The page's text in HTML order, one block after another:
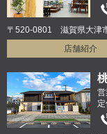
〒520-0801 滋賀県大津
店舗紹介